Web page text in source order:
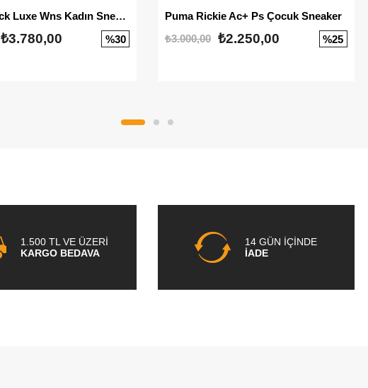
Mayze Stack Luxe Wns Kadın Sneaker
₺3.780,00 %30
Puma Rickie Ac+ Ps Çocuk Sneaker
₺3.000,00 ₺2.250,00 %25
1.500 TL VE ÜZERİ
KARGO BEDAVA
14 GÜN İÇİNDE
İADE